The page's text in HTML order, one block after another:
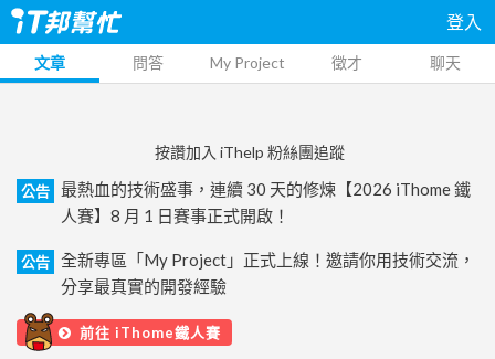
登入
文章 問答 My Project 徵才 聊天
按讚加入 iThelp 粉絲團追蹤
公告
最熱血的技術盛事，連續 30 天的修煉【2026 iThome 鐵
人賽】8 月 1 日賽事正式開啟！
公告
全新專區「My Project」正式上線！邀請你用技術交流，
分享最真實的開發經驗
前往 iThome鐵人賽